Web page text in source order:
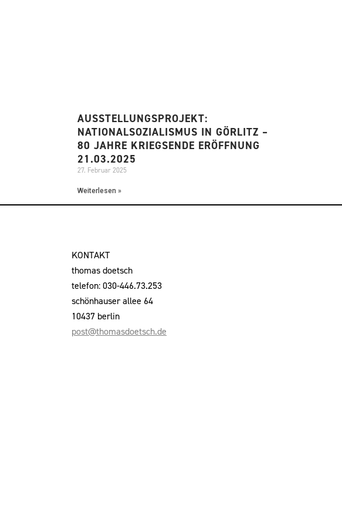
AUSSTELLUNGSPROJEKT:
NATIONALSOZIALISMUS IN GÖRLITZ –
80 JAHRE KRIEGSENDE ERÖFFNUNG
21.03.2025
27. Februar 2025
Weiterlesen »
KONTAKT
thomas doetsch
telefon: 030-446.73.253
schönhauser allee 64
10437 berlin
post@thomasdoetsch.de